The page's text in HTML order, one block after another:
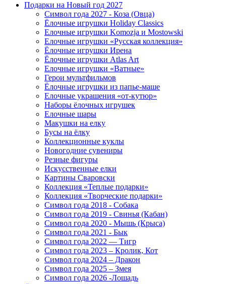
Подарки на Новый год 2027
Символ года 2027 - Коза (Овца)
Ёлочные игрушки Holiday Classics
Елочные игрушки Komozja и Mostowski
Елочные игрушки «Русская коллекция»
Ёлочные игрушки Ирена
Ёлочные игрушки Atlas Art
Елочные игрушки «Ватные»
Герои мультфильмов
Ёлочные игрушки из папье-маше
Елочные украшения «от-кутюр»
Наборы ёлочных игрушек
Елочные шары
Макушки на елку
Бусы на ёлку
Коллекционные куклы
Новогодние сувениры
Резные фигуры
Искусственные елки
Картины Сваровски
Коллекция «Теплые подарки»
Коллекция «Творческие подарки»
Символ года 2018 - Собака
Символ года 2019 - Свинья (Кабан)
Символ года 2020 - Мышь (Крыса)
Символ года 2021 - Бык
Символ года 2022 — Тигр
Символ года 2023 – Кролик, Кот
Символ года 2024 – Дракон
Символ года 2025 – Змея
Символ года 2026 -Лошадь